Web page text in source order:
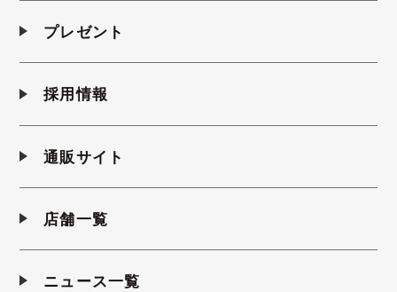
プレゼント
採用情報
通販サイト
店舗一覧
ニュース一覧